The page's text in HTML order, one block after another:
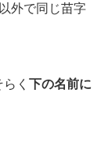
外で同じ苗字
く 下の名前に